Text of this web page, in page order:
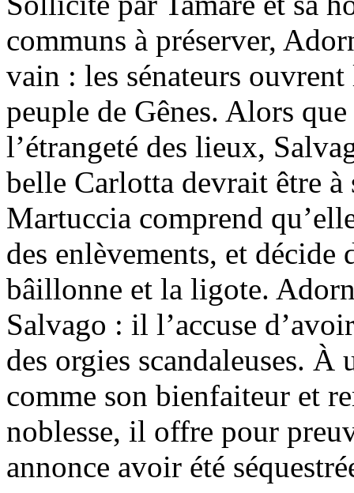
communs à préserver,
vain : les sénateurs ouvrent
peuple de Gênes. Alors
l’étrangeté des lieux,
belle Carlotta devrait être à
Martuccia comprend
des enlèvements, et
bâillonne et la ligote.
Salvago : il l’accuse
des orgies scandaleuses.
comme son bienfaiteur et
noblesse, il offre pour
annonce avoir été